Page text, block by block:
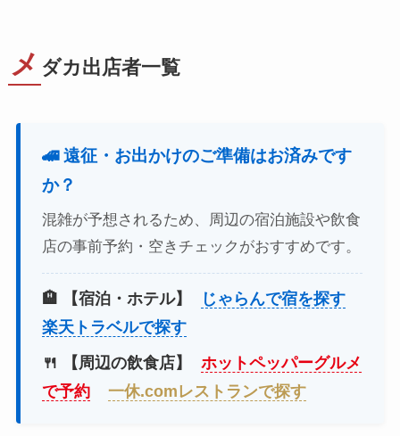
メ ダカ出店者一覧
🚄 遠征・お出かけのご準備はお済みです
か？
混雑が予想されるため、周辺の宿泊施設や飲食
店の事前予約・空きチェックがおすすめです。
🏨 【宿泊・ホテル】
じゃらんで宿を探す
楽天トラベルで探す
🍴 【周辺の飲食店】
ホットペッパーグルメ
で予約
一休.comレストランで探す